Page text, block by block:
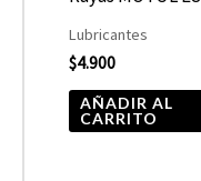
Lubricantes
$4.900
AÑADIR AL
CARRITO